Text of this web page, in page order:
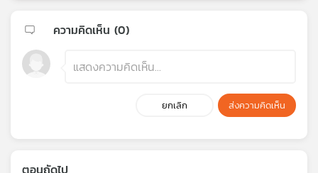
ความคิดเห็น (0)
ยกเลิก ส่งความคิดเห็น
ตอนถัดไป